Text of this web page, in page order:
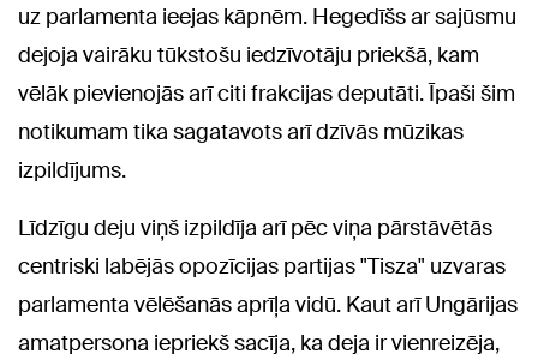
uz parlamenta ieejas kāpnēm. Hegedīšs ar sajūsmu
dejoja vairāku tūkstošu iedzīvotāju priekšā, kam
vēlāk pievienojās arī citi frakcijas deputāti. Īpaši šim
notikumam tika sagatavots arī dzīvās mūzikas
izpildījums.
Līdzīgu deju viņš izpildīja arī pēc viņa pārstāvētās
centriski labējās opozīcijas partijas "Tisza" uzvaras
parlamenta vēlēšanās aprīļa vidū. Kaut arī Ungārijas
amatpersona iepriekš sacīja, ka deja ir vienreizēja,